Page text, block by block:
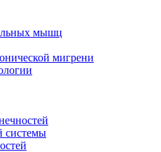
мышц
мигрени
системы